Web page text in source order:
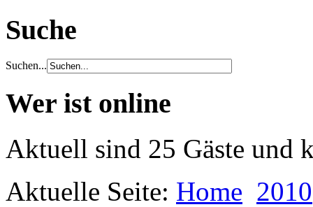
Suche
Suchen...
Wer ist online
Aktuell sind 25 Gäste und
Aktuelle Seite: Home 2010